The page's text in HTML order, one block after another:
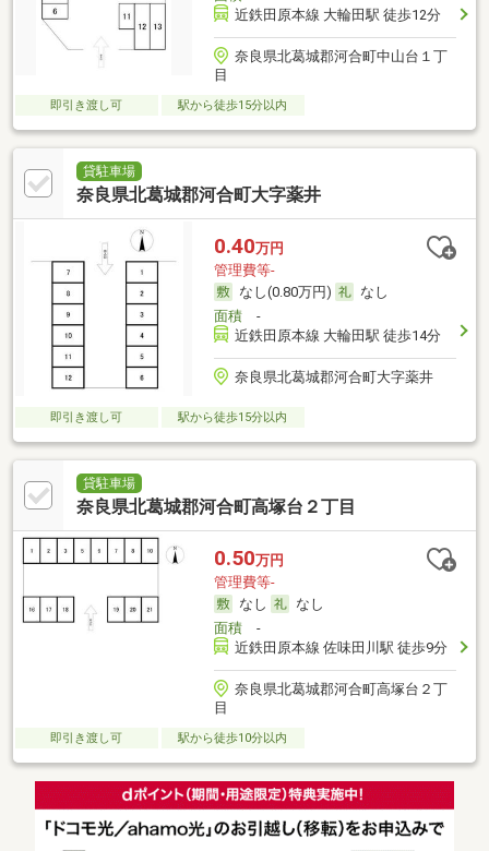
近鉄田原本線 大輪田駅 徒歩12分
奈良県北葛城郡河合町中山台１丁
目
即引き渡し可 駅から徒歩15分以内
貸駐車場
奈良県北葛城郡河合町大字薬井
0.40万円
管理費等-
なし(0.80万円)
なし
面積-
近鉄田原本線 大輪田駅 徒歩14分
奈良県北葛城郡河合町大字薬井
即引き渡し可 駅から徒歩15分以内
貸駐車場
奈良県北葛城郡河合町高塚台２丁目
0.50万円
管理費等-
なし
なし
面積-
近鉄田原本線 佐味田川駅 徒歩9分
奈良県北葛城郡河合町高塚台２丁
目
即引き渡し可 駅から徒歩10分以内